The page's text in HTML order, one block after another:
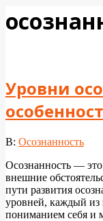
Уровни
2025-
29
В: Осознанность
Осознанность —
внешние
пути развития
уровней, каждый из
пониманием себя и